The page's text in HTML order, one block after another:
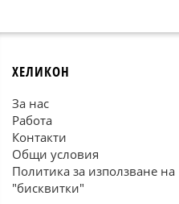
ХЕЛИКОН
За нас
Работа
Контакти
Общи условия
Политика за използване на
"бисквитки"